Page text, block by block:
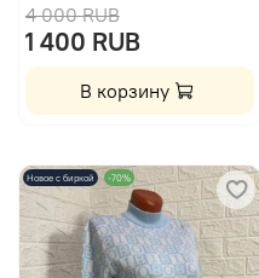
4 000 RUB
1 400 RUB
В корзину
Новое с биркой -70%